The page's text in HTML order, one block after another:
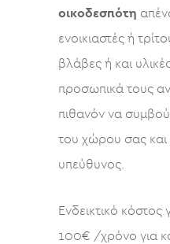
οικοδεσπότη
ενοικιαστές ή
βλάβες ή και
προσωπικά τους
πιθανόν να
του χώρου σας και
υπεύθυνος.
Ενδεικτικό κόστος
100€ /χρόνο για